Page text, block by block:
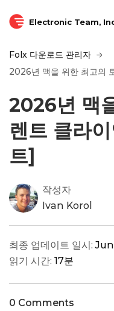
Electronic Team,
Folx 다운로드 관리자
2026년 맥을 위한 최고의
2026년 맥
렌트 클라
트]
작성자
Ivan Korol
최종 업데이트 일시:
읽기 시간: 17분
0 Comments